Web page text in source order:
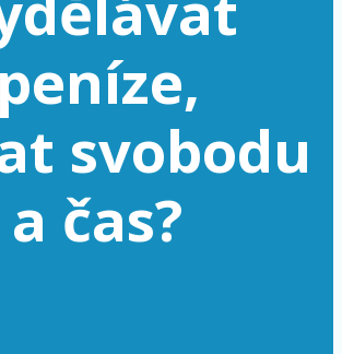
peníze,
svobodu
a čas?